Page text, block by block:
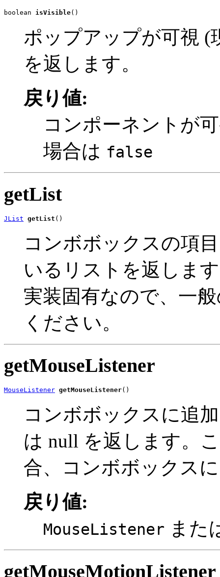
boolean isVisible()
ポップアップが可視 (
を返します。
戻り値:
コンポーネントが
場合は false
getList
JList getList ()
コンボボックスの項
いるリストを返しま
実装固有なので、一
ください。
getMouseListener
MouseListener getMouseListener()
コンボボックスに追
は null を返します。
合、コンボボックス
戻り値:
MouseListener また
getMouseMotionListener